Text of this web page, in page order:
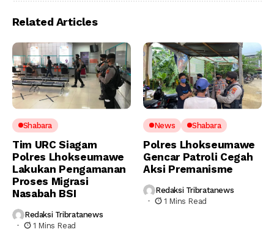
Related Articles
Shabara
Tim URC Siagam
Polres Lhokseumawe
Lakukan Pengamanan
Proses Migrasi
Nasabah BSI
Redaksi Tribratanews
1 Mins Read
News Shabara
Polres Lhokseumawe
Gencar Patroli Cegah
Aksi Premanisme
Redaksi Tribratanews
1 Mins Read